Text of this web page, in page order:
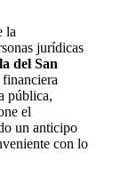
la
jurídicas
del San
financiera
pública,
el
un anticipo
con lo